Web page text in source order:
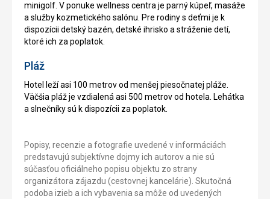
minigolf. V ponuke wellness centra je parný kúpeľ, masáže
a služby kozmetického salónu. Pre rodiny s deťmi je k
dispozícii detský bazén, detské ihrisko a stráženie detí,
ktoré ich za poplatok.
Pláž
Hotel leží asi 100 metrov od menšej piesočnatej pláže.
Väčšia pláž je vzdialená asi 500 metrov od hotela. Lehátka
a slnečníky sú k dispozícii za poplatok.
Popisy, recenzie a fotografie uvedené v informáciách
predstavujú subjektívne dojmy ich autorov a nie sú
súčasťou oficiálneho popisu objektu zo strany
organizátora zájazdu (cestovnej kancelárie). Skutočná
podoba izieb a ich vybavenia sa môže od uvedených